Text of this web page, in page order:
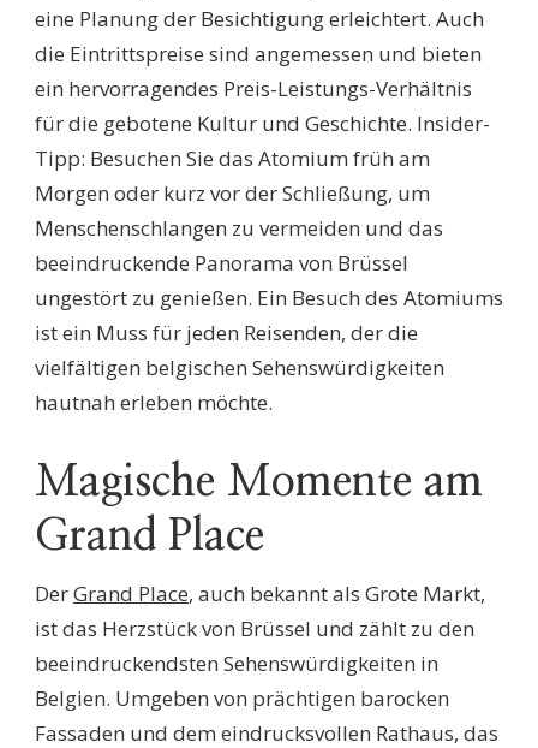
eine Planung der Besichtigung erleichtert. Auch
die Eintrittspreise sind angemessen und bieten
ein hervorragendes Preis-Leistungs-Verhältnis
für die gebotene Kultur und Geschichte. Insider-
Tipp: Besuchen Sie das Atomium früh am
Morgen oder kurz vor der Schließung, um
Menschenschlangen zu vermeiden und das
beeindruckende Panorama von Brüssel
ungestört zu genießen. Ein Besuch des Atomiums
ist ein Muss für jeden Reisenden, der die
vielfältigen belgischen Sehenswürdigkeiten
hautnah erleben möchte.
Magische Momente am
Grand Place
DerGrand Place, auch bekannt als Grote Markt,
ist das Herzstück von Brüssel und zählt zu den
beeindruckendsten Sehenswürdigkeiten in
Belgien. Umgeben von prächtigen barocken
Fassaden und dem eindrucksvollen Rathaus, das